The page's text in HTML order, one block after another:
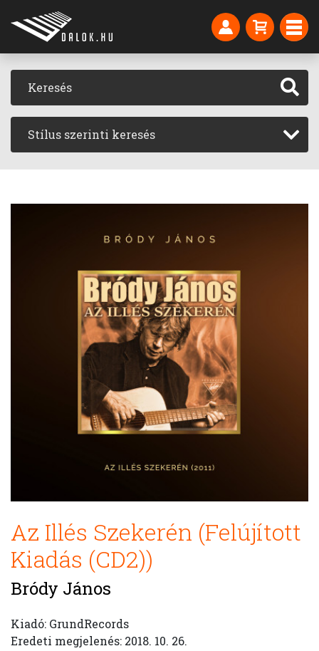
Stílus szerinti keresés
Az Illés Szekerén (Felújított
Kiadás (CD2))
Bródy János
Kiadó: GrundRecords
Eredeti megjelenés: 2018. 10. 26.